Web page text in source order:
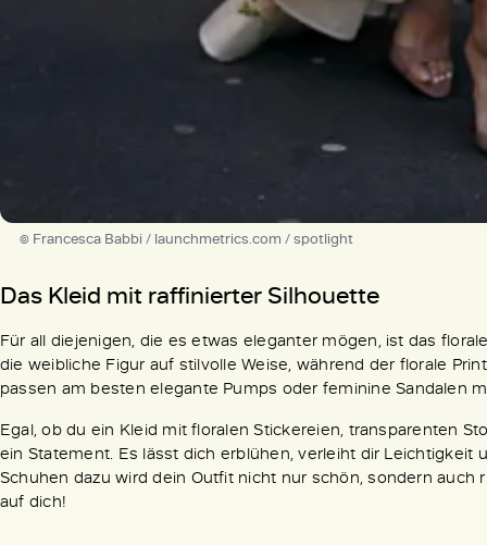
© Francesca Babbi / launchmetrics.com / spotlight
Das Kleid mit raffinierter Silhouette
Für all diejenigen, die es etwas eleganter mögen, ist das
die weibliche Figur auf stilvolle Weise, während der florale
passen am besten elegante Pumps oder feminine Sandalen
Egal, ob du ein Kleid mit floralen Stickereien, transparenten
ein Statement. Es lässt dich erblühen, verleiht dir
Schuhen dazu wird dein Outfit nicht nur schön, sondern
auf dich!